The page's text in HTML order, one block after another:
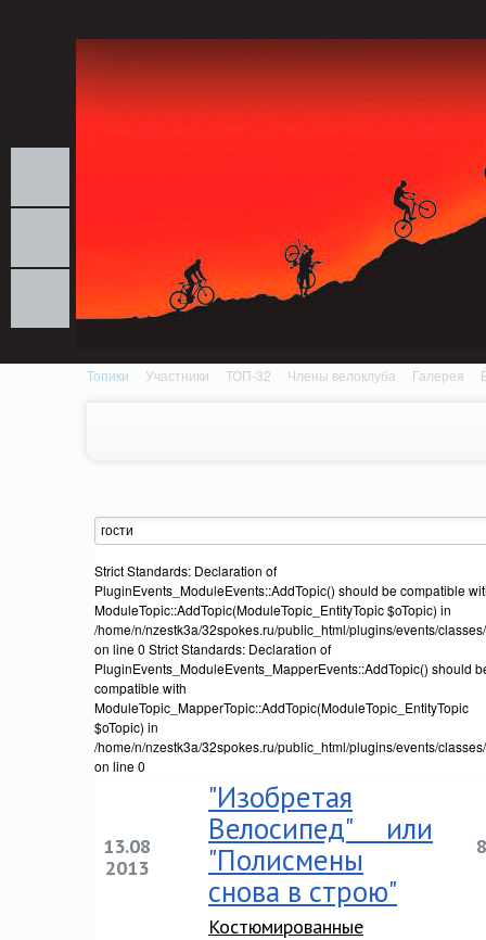
Топики Участники ТОП-32 Члены велоклуба Галерея
Strict Standards: Declaration of
PluginEvents_ModuleEvents::AddTopic() should be compatible
ModuleTopic::AddTopic(ModuleTopic_EntityTopic $oTopic) in
/home/n/nzestk3a/32spokes.ru/public_html/plugins/events/
on line 0 Strict Standards: Declaration of
PluginEvents_ModuleEvents_MapperEvents::AddTopic() should
compatible with
ModuleTopic_MapperTopic::AddTopic(ModuleTopic_EntityTopic
$oTopic) in
/home/n/nzestk3a/32spokes.ru/public_html/plugins/events/
on line 0
13.08
2013
"Изобретая
Велосипед" или
"Полисмены
снова в строю"
Костюмированные
8